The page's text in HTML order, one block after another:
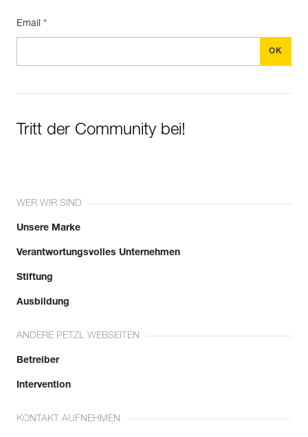
Email *
Tritt der Community bei!
WER WIR SIND
Unsere Marke
Verantwortungsvolles Unternehmen
Stiftung
Ausbildung
ANDERE PETZL WEBSEITEN
Betreiber
Intervention
KONTAKT AUFNEHMEN